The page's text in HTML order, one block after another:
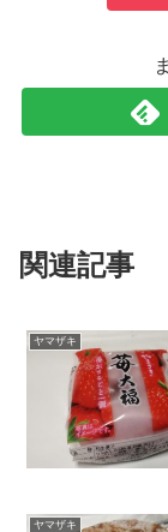
関連記事
ヤマザキ
ヤマザキ